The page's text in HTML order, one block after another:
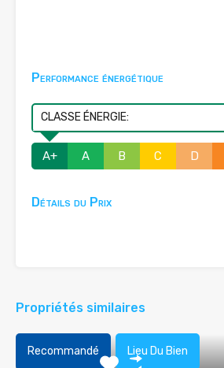
Performance énergétique
CLASSE ÉNERGIE:
A+ A B C D
Détails du Prix
Propriétés similaires
Recommandé Lieu Du Bien